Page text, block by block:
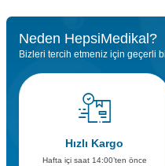
Neden HepsiMedikal?
Bizleri tercih etmeniz için geçerli
Hızlı Kargo
Hafta içi saat 14:00’ten önce